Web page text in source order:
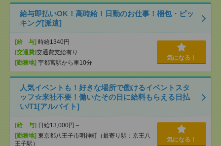
給与即払いOK！高時給！日勤のお仕事！梱包・ピッ
キング[派遣]
[給 与] 時給1340円
[交通費]交通費支給有り
[勤務地] 宇都宮駅から車10分
気になる！
人気イベントも！好きな場所で働けるイベントスタ
ッフ☆来社不要！働いたその日に給料もらえる日払
い/T1[アルバイト]
[給 与] 日給13,000円～
[勤務地] 東京都八王子市明神町（最寄り駅：京王八
王子駅）
気になる！